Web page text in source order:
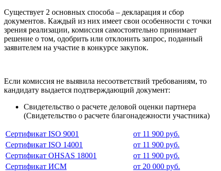
Существует 2 основных способа – декларация и сбор
документов. Каждый из них имеет свои особенности с точки
зрения реализации, комиссия самостоятельно принимает
решение о том, одобрить или отклонить запрос, поданный
заявителем на участие в конкурсе закупок.
Если комиссия не выявила несоответствий требованиям, то
кандидату выдается подтверждающий документ:
Свидетельство о расчете деловой оценки партнера
(Свидетельство о расчете благонадежности участника)
Сертификат ISO 9001
от 11 900 руб.
Сертификат ISO 14001
от 11 900 руб.
Сертификат OHSAS 18001
от 11 900 руб.
Сертификат ИСМ
от 20 000 руб.